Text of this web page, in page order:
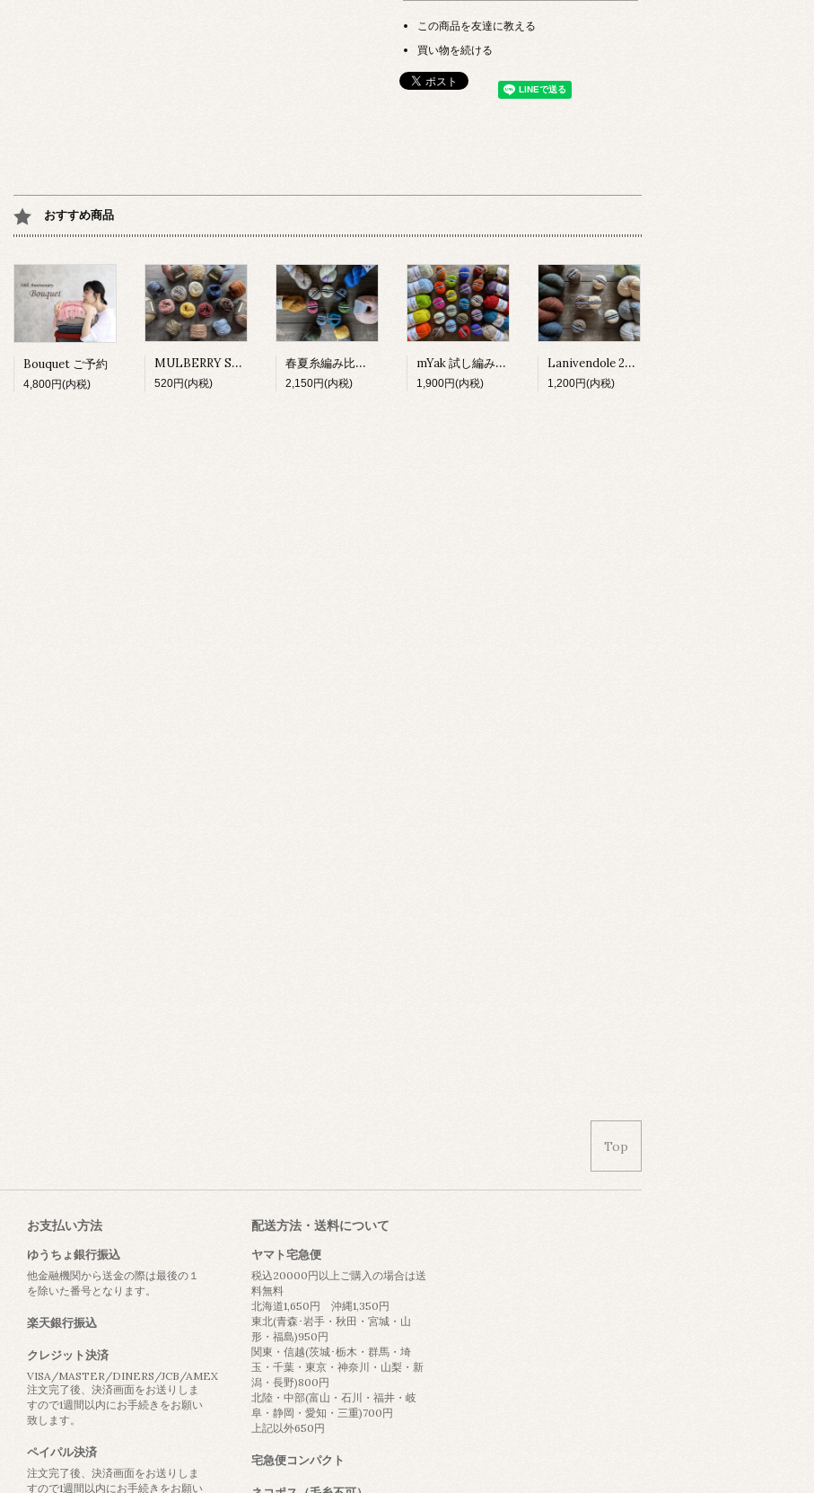
この商品を友達に教える
買い物を続ける
おすすめ商品
Bouquet ご予約
4,800円(内税)
MULBERRY SILK 試し編み
520円(内税)
春夏糸編み比べセット
2,150円(内税)
mYak 試し編みセット
1,900円(内税)
Lanivendole 2種 試し編みセット
1,200円(内税)
Top
お支払い方法
ゆうちょ銀行振込
他金融機関から送金の際は最後の１
を除いた番号となります。
楽天銀行振込
クレジット決済
VISA/MASTER/DINERS/JCB/AMEX
注文完了後、決済画面をお送りしま
すので1週間以内にお手続きをお願い
致します。
ペイパル決済
注文完了後、決済画面をお送りしま
すので1週間以内にお手続きをお願い
配送方法・送料について
ヤマト宅急便
税込20000円以上ご購入の場合は送
料無料
北海道1,650円 沖縄1,350円
東北(青森･岩手・秋田・宮城・山
形・福島)950円
関東・信越(茨城･栃木・群馬・埼
玉・千葉・東京・神奈川・山梨・新
潟・長野)800円
北陸・中部(富山・石川・福井・岐
阜・静岡・愛知・三重)700円
上記以外650円
宅急便コンパクト